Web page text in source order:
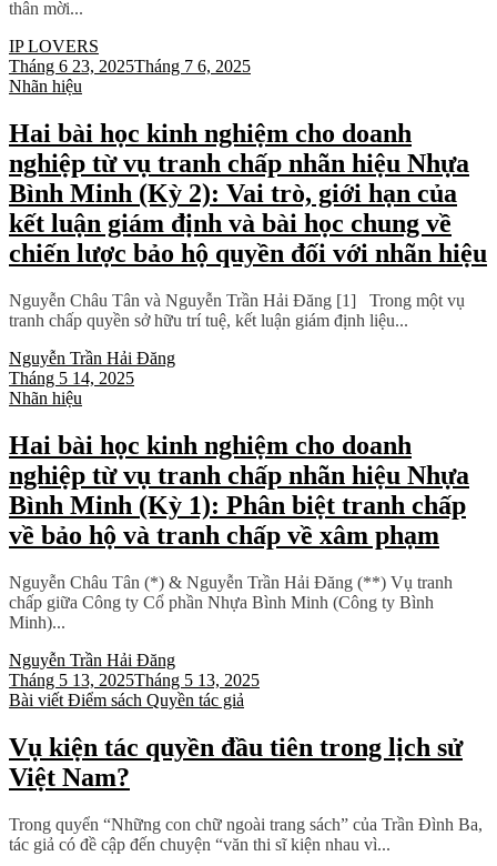
thân mời...
IP LOVERS
Tháng 6 23, 2025Tháng 7 6, 2025
Nhãn hiệu
Hai bài học kinh nghiệm cho doanh
nghiệp từ vụ tranh chấp nhãn hiệu Nhựa
Bình Minh (Kỳ 2): Vai trò, giới hạn của
kết luận giám định và bài học chung về
chiến lược bảo hộ quyền đối với nhãn hiệu
Nguyễn Châu Tân và Nguyễn Trần Hải Đăng [1] Trong một vụ
tranh chấp quyền sở hữu trí tuệ, kết luận giám định liệu...
Nguyễn Trần Hải Đăng
Tháng 5 14, 2025
Nhãn hiệu
Hai bài học kinh nghiệm cho doanh
nghiệp từ vụ tranh chấp nhãn hiệu Nhựa
Bình Minh (Kỳ 1): Phân biệt tranh chấp
về bảo hộ và tranh chấp về xâm phạm
Nguyễn Châu Tân (*) & Nguyễn Trần Hải Đăng (**) Vụ tranh
chấp giữa Công ty Cổ phần Nhựa Bình Minh (Công ty Bình
Minh)...
Nguyễn Trần Hải Đăng
Tháng 5 13, 2025Tháng 5 13, 2025
Bài viết Điểm sách Quyền tác giả
Vụ kiện tác quyền đầu tiên trong lịch sử
Việt Nam?
Trong quyển “Những con chữ ngoài trang sách” của Trần Đình Ba,
tác giả có đề cập đến chuyện “văn thi sĩ kiện nhau vì...